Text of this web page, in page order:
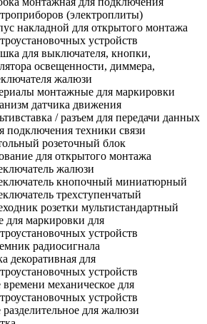
(электроплиты)
накладной для открытого монтажа
устройств
для выключателя, кнопки,
освещенности, диммера,
жалюзи
монтажные для маркировки
датчика движения
/ разъем для передачи данных
подключения техники связи
розеточный блок
для открытого монтажа
жалюзи
кнопочный миниатюрный
трехступенчатый
розетки мультистандартный
для маркировки для
устройств
радиосигнала
декоративная для
устройств
времени механическое для
устройств
разделительное для жалюзи